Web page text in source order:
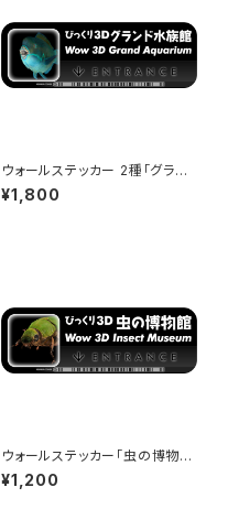
ウォールステッカー 2種「グラン
ド水族館」「虫の博物館」 - 290
x97mm - Wow 3D Museum
¥1,800
ウォールステッカー「虫の博物
館」 - 290x97mm - Wow 3D
Museum Entrance
¥1,200